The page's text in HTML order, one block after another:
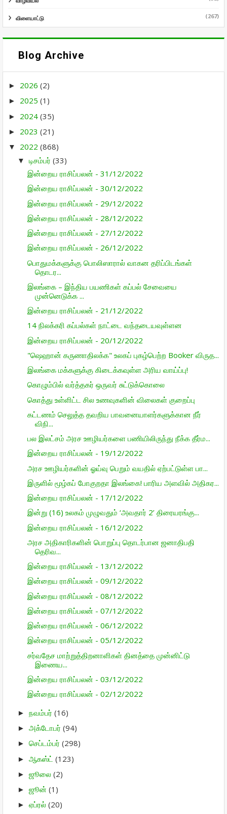
விளையாட்டு (267)
Blog Archive
► 2026 (2)
► 2025 (1)
► 2024 (35)
► 2023 (21)
▼ 2022 (868)
▼ டிசம்பர் (33)
இன்றைய ராசிப்பலன் - 31/12/2022
இன்றைய ராசிப்பலன் - 30/12/2022
இன்றைய ராசிப்பலன் - 29/12/2022
இன்றைய ராசிப்பலன் - 28/12/2022
இன்றைய ராசிப்பலன் - 27/12/2022
இன்றைய ராசிப்பலன் - 26/12/2022
பொதுமக்களுக்கு பொலிஸாரால் வாகன தரிப்பிடங்கள்
தொடர...
இலங்கை – இந்திய பயணிகள் கப்பல் சேவையை
முன்னெடுக்க ...
இன்றைய ராசிப்பலன் - 21/12/2022
14 நிலக்கரி கப்பல்கள் நாட்டை வந்தடையவுள்ளன
இன்றைய ராசிப்பலன் - 20/12/2022
"ஷெஹான் கருணாதிலக்க" உலகப் புகழ்பெற்ற Booker விருத...
இலங்கை மக்களுக்கு கிடைக்கவுள்ள அரிய வாய்ப்பு!
கொழும்பில் வர்த்தகர் ஒருவர் சுட்டுக்கொலை
கொத்து உள்ளிட்ட சில உணவுகளின் விலைகள் குறைப்பு
கட்டணம் செலுத்த தவறிய பாவனையாளர்களுக்கான நீர்
விநி...
பல இலட்சம் அரச ஊழியர்களை பணியிலிருந்து நீக்க தீர்ம...
இன்றைய ராசிப்பலன் - 19/12/2022
அரச ஊழியர்களின் ஓய்வு பெறும் வயதில் ஏற்பட்டுள்ள பா...
இருளில் மூழ்கப் போகுறதா இலங்கை! பாரிய அளவில் அதிகர...
இன்றைய ராசிப்பலன் - 17/12/2022
இன்று (16) உலகம் முழுவதும் ‘அவதார் 2’ திரையரங்கு...
இன்றைய ராசிப்பலன் - 16/12/2022
அரச அதிகாரிகளின் பொறுப்பு தொடர்பான ஜனாதிபதி
தெரிவ...
இன்றைய ராசிப்பலன் - 13/12/2022
இன்றைய ராசிப்பலன் - 09/12/2022
இன்றைய ராசிப்பலன் - 08/12/2022
இன்றைய ராசிப்பலன் - 07/12/2022
இன்றைய ராசிப்பலன் - 06/12/2022
இன்றைய ராசிப்பலன் - 05/12/2022
சர்வதேச மாற்றுத்திறனாளிகள் தினத்தை முன்னிட்டு
இணைய...
இன்றைய ராசிப்பலன் - 03/12/2022
இன்றைய ராசிப்பலன் - 02/12/2022
► நவம்பர் (16)
► அக்டோபர் (94)
► செப்டம்பர் (298)
► ஆகஸ்ட் (123)
► ஜூலை (2)
► ஜூன் (1)
► ஏப்ரல் (20)